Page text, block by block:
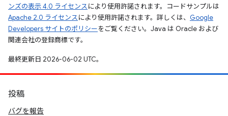
ンズの表示 4.0 ライセンスにより使用許諾されます。コードサンプルは
Apache 2.0 ライセンスにより使用許諾されます。詳しくは、 Google
Developers サイトのポリシーをご覧ください。Java は Oracle および
関連会社の登録商標です。
最終更新日 2026-06-02 UTC。
投稿
バグを報告